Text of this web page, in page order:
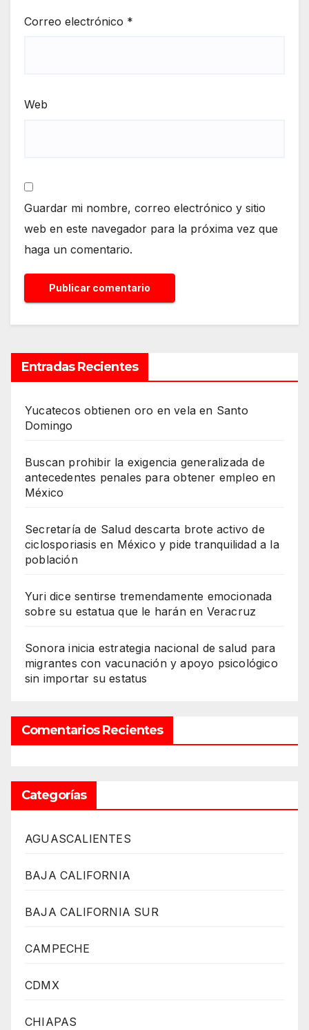
Correo electrónico *
Web
Guardar mi nombre, correo electrónico y sitio
web en este navegador para la próxima vez que
haga un comentario.
Entradas Recientes
Yucatecos obtienen oro en vela en Santo
Domingo
Buscan prohibir la exigencia generalizada de
antecedentes penales para obtener empleo en
México
Secretaría de Salud descarta brote activo de
ciclosporiasis en México y pide tranquilidad a la
población
Yuri dice sentirse tremendamente emocionada
sobre su estatua que le harán en Veracruz
Sonora inicia estrategia nacional de salud para
migrantes con vacunación y apoyo psicológico
sin importar su estatus
Comentarios Recientes
Categorías
AGUASCALIENTES
BAJA CALIFORNIA
BAJA CALIFORNIA SUR
CAMPECHE
CDMX
CHIAPAS